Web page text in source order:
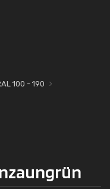
100 - 190